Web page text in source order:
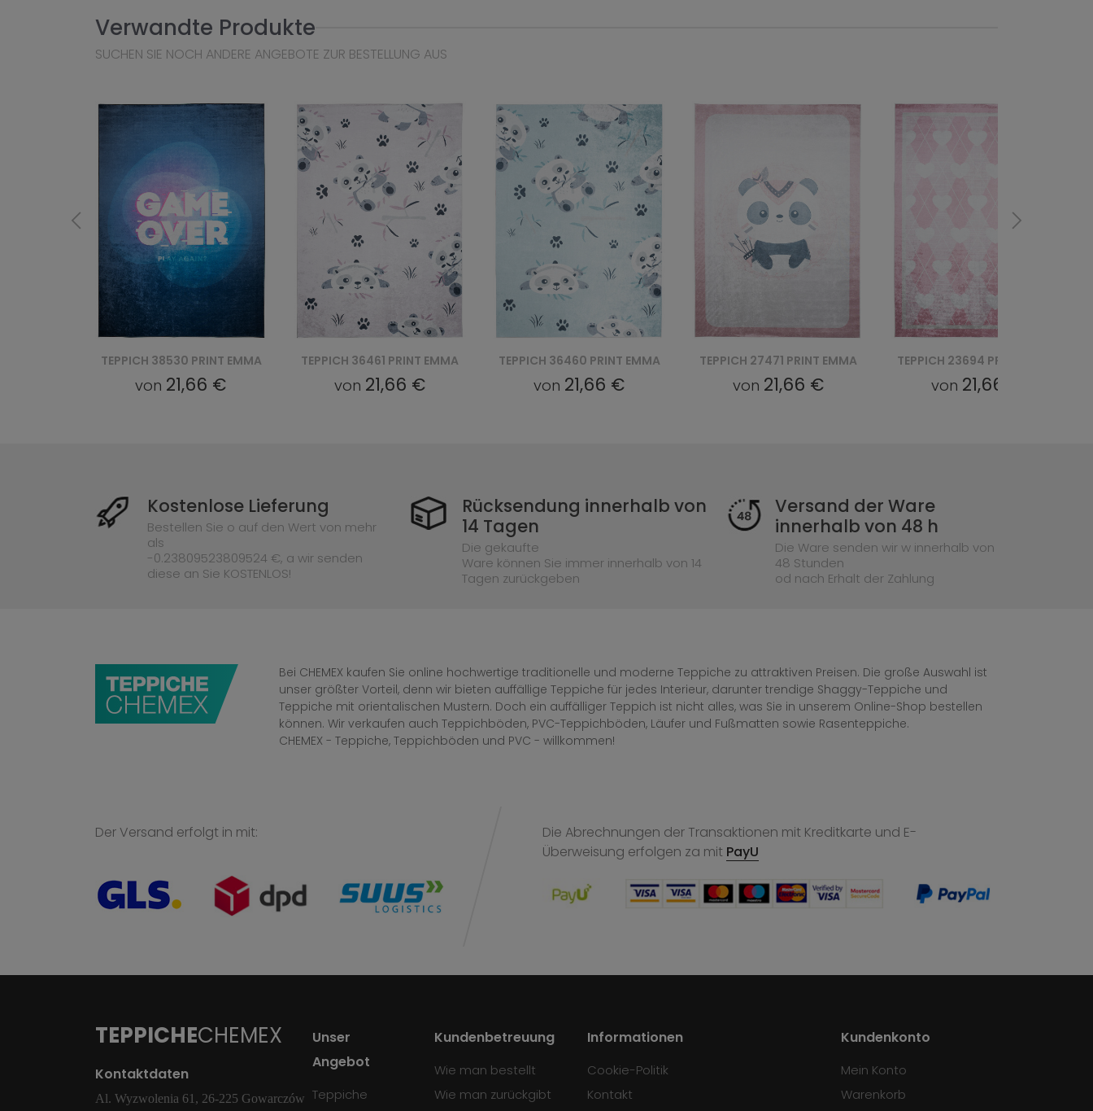
Verwandte Produkte
SUCHEN SIE NOCH ANDERE ANGEBOTE ZUR BESTELLUNG AUS
TEPPICH 36461 PRINT EMMA
von 21,66 €
TEPPICH 36460 PRINT EMMA
von 21,66 €
TEPPICH 27471 PRINT EMMA
von 21,66 €
TEPPICH 23694 PRINT EMMA
von 21,66 €
TEPPICH 23691 PRINT EMMA
von 21,66 €
Kostenlose Lieferung
Bestellen Sie o auf den Wert von mehr
als
-0.23809523809524 €, a wir senden
diese an Sie KOSTENLOS!
Rücksendung innerhalb von
14 Tagen
Die gekaufte
Ware können Sie immer innerhalb von 14
Tagen zurückgeben
Versand der Ware
innerhalb von 48 h
Die Ware senden wir w innerhalb von
48 Stunden
od nach Erhalt der Zahlung
Bei CHEMEX kaufen Sie online hochwertige traditionelle und moderne Teppiche zu attraktiven Preisen. Die große Auswahl ist
unser größter Vorteil, denn wir bieten auffällige Teppiche für jedes Interieur, darunter trendige Shaggy-Teppiche und
Teppiche mit orientalischen Mustern. Doch ein auffälliger Teppich ist nicht alles, was Sie in unserem Online-Shop bestellen
können. Wir verkaufen auch Teppichböden, PVC-Teppichböden, Läufer und Fußmatten sowie Rasenteppiche.
CHEMEX - Teppiche, Teppichböden und PVC - willkommen!
Der Versand erfolgt in mit:
Die Abrechnungen der Transaktionen mit Kreditkarte und E-
Überweisung erfolgen za mit PayU
TEPPICHECHEMEX
Kontaktdaten
Al. Wyzwolenia 61, 26-225 Gowarczów
Unser
Angebot
Teppiche
Kundenbetreuung
Wie man bestellt
Wie man zurückgibt
Informationen
Cookie-Politik
Kontakt
Kundenkonto
Mein Konto
Warenkorb